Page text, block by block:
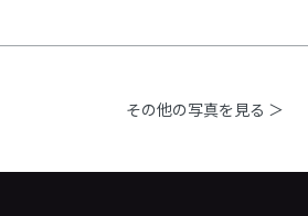
その他の写真を見る ＞